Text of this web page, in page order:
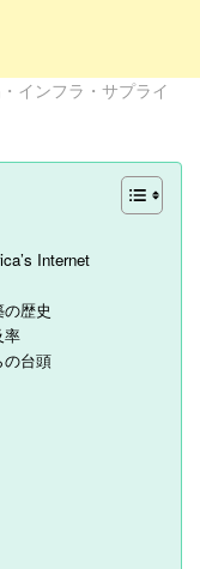
インフラ・サプライ
Internet
歴史
率
の台頭